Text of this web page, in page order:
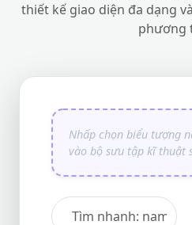
thiết kế giao diện đa dạng
phương